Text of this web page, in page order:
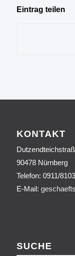
Eintrag teilen
KONTAKT
90478 Nürnberg
Telefon: 0911/
E-Mail:
SUCHE